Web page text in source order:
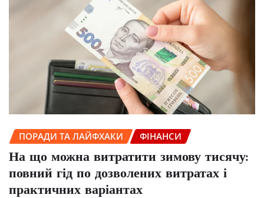
ПОРАДИ ТА ЛАЙФХАКИ ФІНАНСИ
На що можна витратити зимову тисячу:
повний гід по дозволених витратах і
практичних варіантах